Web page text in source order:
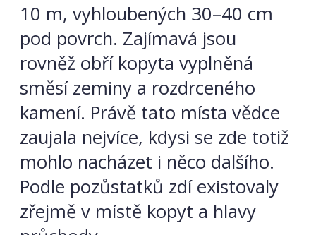
10 m, vyhloubených 30–40 cm
pod povrch. Zajímavá jsou
rovněž obří kopyta vyplněná
směsí zeminy a rozdrceného
kamení. Právě tato místa vědce
zaujala nejvíce, kdysi se zde totiž
mohlo nacházet i něco dalšího.
Podle pozůstatků zdí existovaly
zřejmě v místě kopyt a hlavy